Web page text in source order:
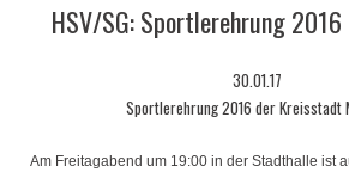
HSV/SG: Sportlerehrung
30.01.17
Sportlerehrung 2016 der Kreisstadt
Am Freitagabend um 19:00 in der Stadthalle ist